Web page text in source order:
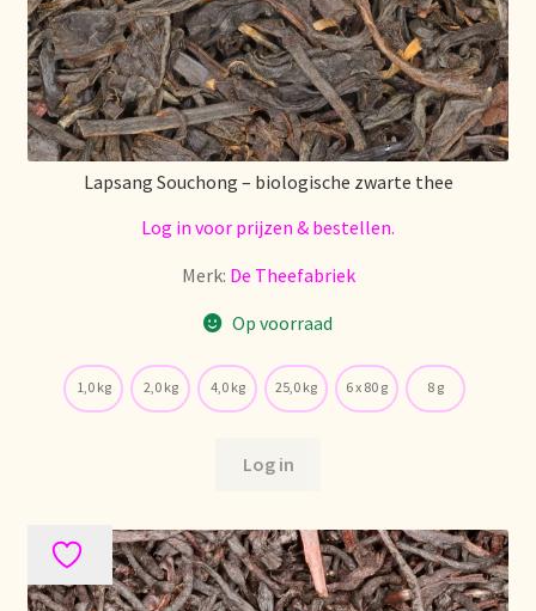
Versand und Lieferung
Verzenden en bezorgen
Voedselveiligheid
Voorraadzaken
Welcome to our Tea Wholesale business!
Willkommen in unserem Teegroßhandel!
Winkelwagen
Lapsang Souchong – biologische zwarte thee
Log in voor prijzen & bestellen.
Merk: De Theefabriek
Op voorraad
1,0 kg 2,0 kg 4,0 kg 25,0 kg 6 x 80 g 8 g
Log in